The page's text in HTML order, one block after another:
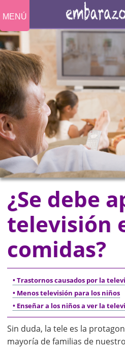
MENÚ
¿Se debe
televisión
comidas?
• Trastornos causados por la
• Menos televisión para los niños
• Enseñar a los niños a ver la
Sin duda, la tele es la
mayoría de familias de